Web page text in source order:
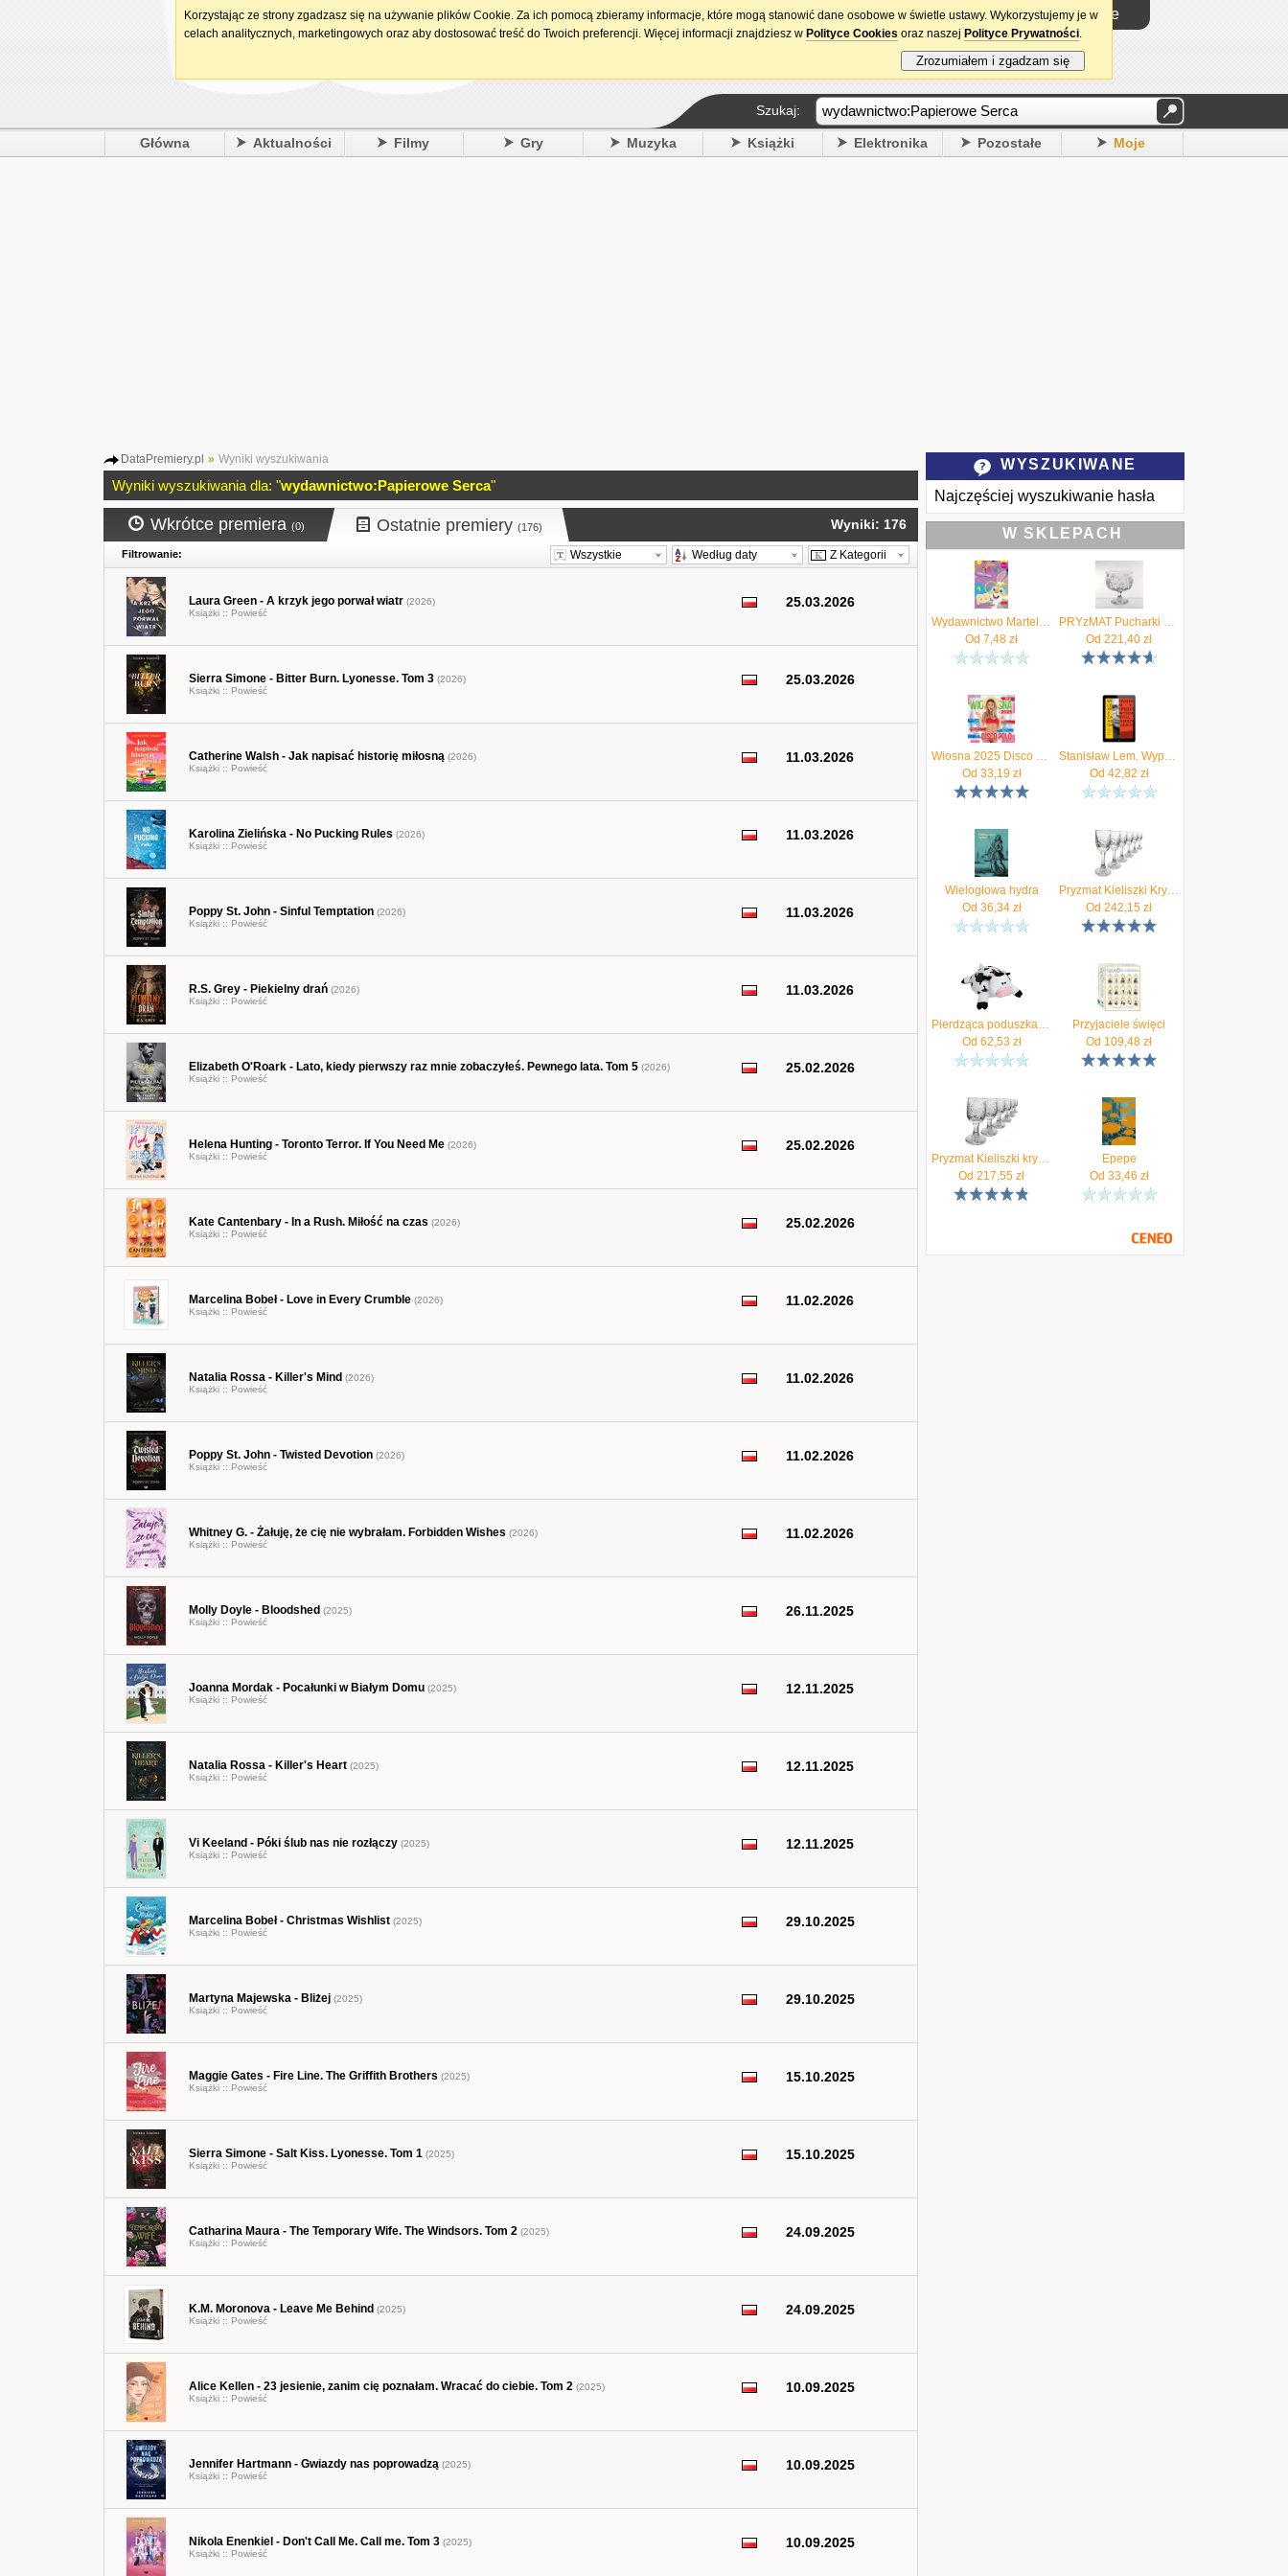
15. urodziny DataPremiery.pl Logowanie
Szukaj:
Główna Aktualności Filmy Gry Muzyka Książki Elektronika Pozostałe Moje
DataPremiery.pl » Wyniki wyszukiwania
Wyniki wyszukiwania dla: "wydawnictwo:Papierowe Serca"
Wkrótce premiera (0) Ostatnie premiery (176) Wyniki: 176
Filtrowanie: Wszystkie Według daty Z Kategorii
Laura Green - A krzyk jego porwał wiatr (2026)
Książki :: Powieść
25.03.2026
Sierra Simone - Bitter Burn. Lyonesse. Tom 3 (2026)
Książki :: Powieść
25.03.2026
Catherine Walsh - Jak napisać historię miłosną (2026)
Książki :: Powieść
11.03.2026
Karolina Zielińska - No Pucking Rules (2026)
Książki :: Powieść
11.03.2026
Poppy St. John - Sinful Temptation (2026)
Książki :: Powieść
11.03.2026
R.S. Grey - Piekielny drań (2026)
Książki :: Powieść
11.03.2026
Elizabeth O'Roark - Lato, kiedy pierwszy raz mnie zobaczyłeś. Pewnego lata. Tom 5 (2026)
Książki :: Powieść
25.02.2026
Helena Hunting - Toronto Terror. If You Need Me (2026)
Książki :: Powieść
25.02.2026
Kate Cantenbary - In a Rush. Miłość na czas (2026)
Książki :: Powieść
25.02.2026
Marcelina Bobeł - Love in Every Crumble (2026)
Książki :: Powieść
11.02.2026
Natalia Rossa - Killer's Mind (2026)
Książki :: Powieść
11.02.2026
Poppy St. John - Twisted Devotion (2026)
Książki :: Powieść
11.02.2026
Whitney G. - Żałuję, że cię nie wybrałam. Forbidden Wishes (2026)
Książki :: Powieść
11.02.2026
Molly Doyle - Bloodshed (2025)
Książki :: Powieść
26.11.2025
Joanna Mordak - Pocałunki w Białym Domu (2025)
Książki :: Powieść
12.11.2025
Natalia Rossa - Killer's Heart (2025)
Książki :: Powieść
12.11.2025
Vi Keeland - Póki ślub nas nie rozłączy (2025)
Książki :: Powieść
12.11.2025
Marcelina Bobeł - Christmas Wishlist (2025)
Książki :: Powieść
29.10.2025
Martyna Majewska - Bliżej (2025)
Książki :: Powieść
29.10.2025
Maggie Gates - Fire Line. The Griffith Brothers (2025)
Książki :: Powieść
15.10.2025
Sierra Simone - Salt Kiss. Lyonesse. Tom 1 (2025)
Książki :: Powieść
15.10.2025
Catharina Maura - The Temporary Wife. The Windsors. Tom 2 (2025)
Książki :: Powieść
24.09.2025
K.M. Moronova - Leave Me Behind (2025)
Książki :: Powieść
24.09.2025
Alice Kellen - 23 jesienie, zanim cię poznałam. Wracać do ciebie. Tom 2 (2025)
Książki :: Powieść
10.09.2025
Jennifer Hartmann - Gwiazdy nas poprowadzą (2025)
Książki :: Powieść
10.09.2025
Nikola Enenkiel - Don't Call Me. Call me. Tom 3 (2025)
Książki :: Powieść
10.09.2025
WYSZUKIWANE
Najczęściej wyszukiwanie hasła
W SKLEPACH
Wydawnictwo Martel Główka Pracuje Zabawa Słowem Nauka Liter Naklejki Dragon
Od 7,48 zł
PRYzMAT Pucharki kryształowe do deserów za 890 MAGDA (2) zA-890
Od 221,40 zł
Wiosna 2025 Disco Polo (CD)
Od 33,19 zł
Stanisław Lem. Wypędzony z Wysokiego Zamku
Od 42,82 zł
Wielogłowa hydra
Od 36,34zł
Pryzmat Kieliszki Kryształowe Likier Za-890 45 Gr.Magda
Od 242,15 zł
Pierdząca poduszka - Czarno-Biała Krowa
Od 62,53 zł
Przyjaciele święci
Od 109,48 zł
Pryzmat Kieliszki kryształowe Wódka ZA-890 25 gr.Młynek 247
Od 217,55 zł
Epepe
Od 33,46 zł
Korzystając ze strony zgadzasz się na używanie plików Cookie. Za ich pomocą zbieramy informacje, które mogą stanowić dane osobowe w świetle ustawy. Wykorzystujemy je w
celach analitycznych, marketingowych oraz aby dostosować treść do Twoich preferencji. Więcej informacji znajdziesz w Polityce Cookies oraz naszej Polityce Prywatności.
Zrozumiałem i zgadzam się